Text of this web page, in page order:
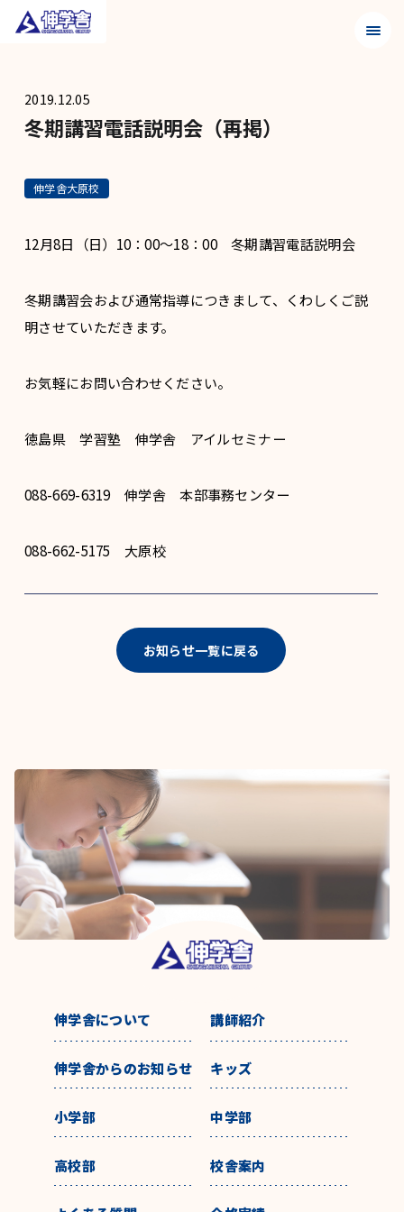
メニ
2019.12.05
冬期講習電話説明会（再掲）
伸学舎大原校
12月8日（日）10：00～18：00 冬期講習電話説明会
冬期講習会および通常指導につきまして、くわしくご説
明させていただきます。
お気軽にお問い合わせください。
徳島県 学習塾 伸学舎 アイルセミナー
088-669-6319 伸学舎 本部事務センター
088-662-5175 大原校
お知らせ一覧に戻る
伸学舎について 講師紹介
伸学舎からのお知らせ キッズ
小学部 中学部
高校部 校舎案内